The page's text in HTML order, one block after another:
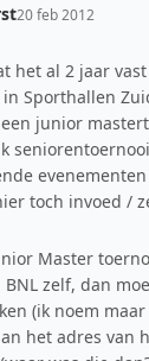
20 feb 2012
het al 2 jaar
Sporthallen
junior
toch invoed /
Master
BNL zelf, dan
(ik noem
het adres van